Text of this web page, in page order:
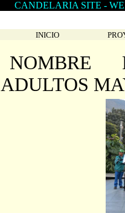
CANDELARIA SITE -
INICIO
NOMBRE
ADULTOS